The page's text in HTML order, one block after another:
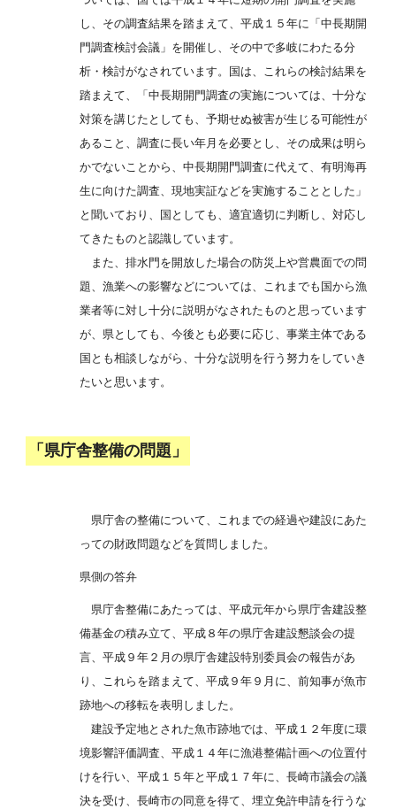
し、その調査結果を踏まえて、平成１５年に「中長期開
門調査検討会議」を開催し、その中で多岐にわたる分
析・検討がなされています。国は、これらの検討結果を
踏まえて、「中長期開門調査の実施については、十分な
対策を講じたとしても、予期せぬ被害が生じる可能性が
あること、調査に長い年月を必要とし、その成果は明ら
かでないことから、中長期開門調査に代えて、有明海再
生に向けた調査、現地実証などを実施することとした」
と聞いており、国としても、適宜適切に判断し、対応し
てきたものと認識しています。
また、排水門を開放した場合の防災上や営農面での問
題、漁業への影響などについては、これまでも国から漁
業者等に対し十分に説明がなされたものと思っています
が、県としても、今後とも必要に応じ、事業主体である
国とも相談しながら、十分な説明を行う努力をしていき
たいと思います。
「県庁舎整備の問題」
県庁舎の整備について、これまでの経過や建設にあた
っての財政問題などを質問しました。
県側の答弁
県庁舎整備にあたっては、平成元年から県庁舎建設整
備基金の積み立て、平成８年の県庁舎建設懇談会の提
言、平成９年２月の県庁舎建設特別委員会の報告があ
り、これらを踏まえて、平成９年９月に、前知事が魚市
跡地への移転を表明しました。
建設予定地とされた魚市跡地では、平成１２年度に環
境影響評価調査、平成１４年に漁港整備計画への位置付
けを行い、平成１５年と平成１７年に、長崎市議会の議
決を受け、長崎市の同意を得て、埋立免許申請を行うな